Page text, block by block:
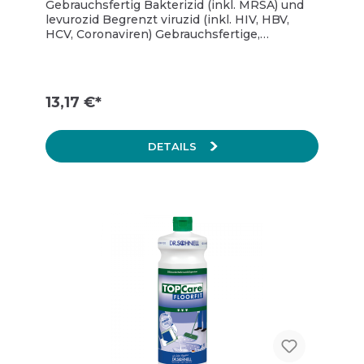
Gebrauchsfertig Bakterizid (inkl. MRSA) und
levurozid Begrenzt viruzid (inkl. HIV, HBV,
HCV, Coronaviren) Gebrauchsfertige,
verwenden. Vor Gebrauch stets Etikett und
N-79068
13,17 €*
DETAILS